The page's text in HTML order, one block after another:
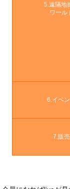
5.遠隔地
ワール
6.イベン
7.販売